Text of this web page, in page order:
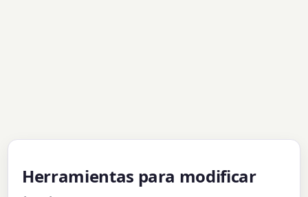
Herramientas para modificar